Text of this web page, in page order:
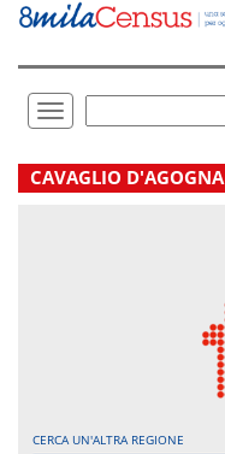
Vai
direttamente
Toggle
navigation
.
CAVAGLIO D'AGOGNA
CERCA UN'ALTRA REGIONE